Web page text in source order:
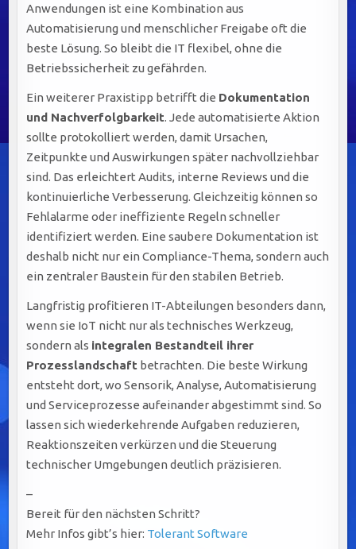
Anwendungen ist eine Kombination aus
Automatisierung und menschlicher Freigabe oft die
beste Lösung. So bleibt die IT flexibel, ohne die
Betriebssicherheit zu gefährden.
Ein weiterer Praxistipp betrifft die Dokumentation
und Nachverfolgbarkeit. Jede automatisierte Aktion
sollte protokolliert werden, damit Ursachen,
Zeitpunkte und Auswirkungen später nachvollziehbar
sind. Das erleichtert Audits, interne Reviews und die
kontinuierliche Verbesserung. Gleichzeitig können so
Fehlalarme oder ineffiziente Regeln schneller
identifiziert werden. Eine saubere Dokumentation ist
deshalb nicht nur ein Compliance-Thema, sondern auch
ein zentraler Baustein für den stabilen Betrieb.
Langfristig profitieren IT-Abteilungen besonders dann,
wenn sie IoT nicht nur als technisches Werkzeug,
sondern als integralen Bestandteil ihrer
Prozesslandschaft betrachten. Die beste Wirkung
entsteht dort, wo Sensorik, Analyse, Automatisierung
und Serviceprozesse aufeinander abgestimmt sind. So
lassen sich wiederkehrende Aufgaben reduzieren,
Reaktionszeiten verkürzen und die Steuerung
technischer Umgebungen deutlich präzisieren.
–
Bereit für den nächsten Schritt?
Mehr Infos gibt’s hier: Tolerant Software